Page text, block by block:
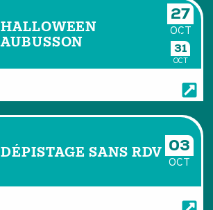
HALLOWEEN
AUBUSSON
27
OCT
31
OCT
DÉPISTAGE SANS RDV 03
OCT